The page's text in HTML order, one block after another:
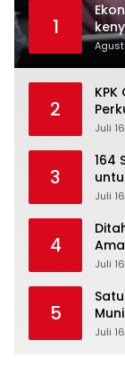
1
2
Juli
3
164
Juli
4
Juli
5
Juli